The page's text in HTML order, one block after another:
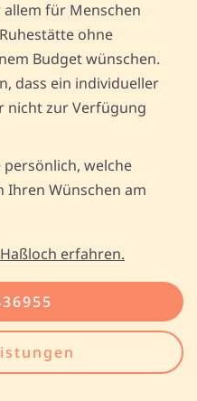
für Menschen
ohne
Budget wünschen.
dass ein individueller
nicht zur Verfügung
persönlich, welche
Wünschen am
erfahren.